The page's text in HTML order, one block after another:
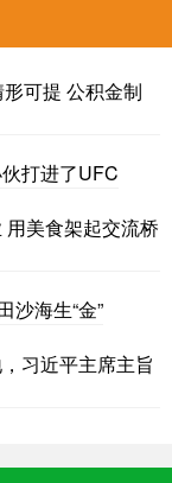
可提 公积金制
打进了UFC
美食架起交流桥
沙海生“金”
习近平主席主旨